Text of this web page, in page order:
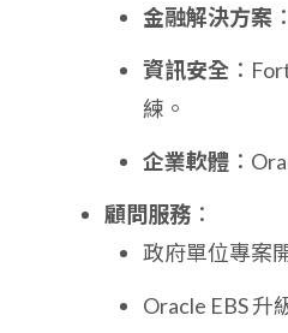
金融解決方案
資訊安全 ：
練。
企業軟體 ：
顧問服務 ：
政府單位專案
Oracle EBS 升